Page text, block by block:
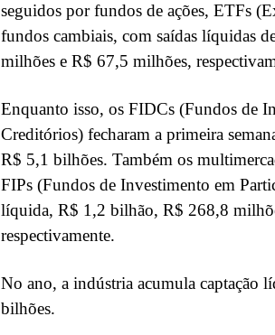
seguidos por fundos de ações, ETFs
fundos cambiais, com saídas líquidas
milhões e R$ 67,5 milhões,
Enquanto isso, os FIDCs (Fundos de
Creditórios) fecharam a primeira
R$ 5,1 bilhões. Também os
FIPs (Fundos de Investimento em
líquida, R$ 1,2 bilhão, R$ 268,8
respectivamente.
No ano, a indústria acumula captação
bilhões.